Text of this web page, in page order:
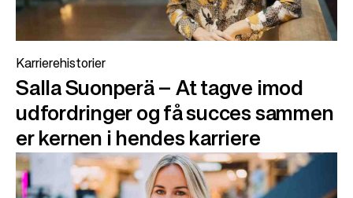
Karrierehistorier
Salla Suonperä – At tagve imod
udfordringer og få succes sammen
er kernen i hendes karriere